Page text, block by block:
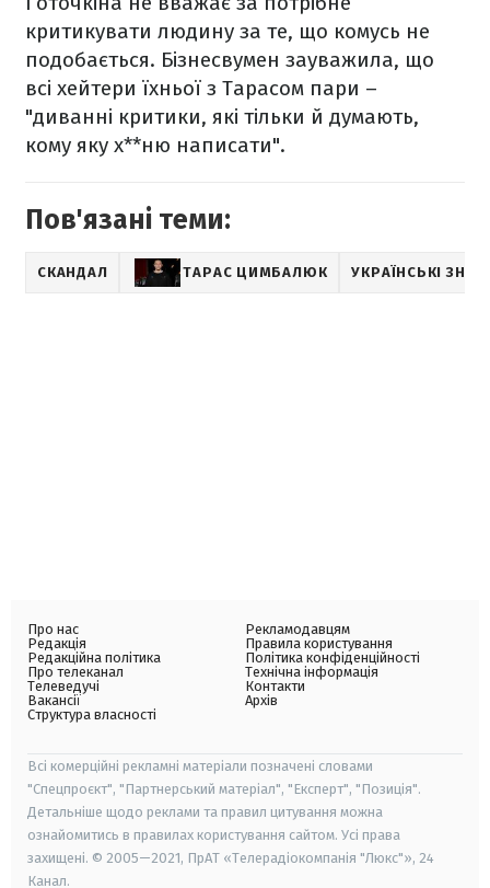
критикувати людину за те, що комусь не
подобається. Бізнесвумен зауважила, що
всі хейтери їхньої з Тарасом пари –
"диванні критики, які тільки й думають,
кому яку х**ню написати".
Пов'язані теми:
СКАНДАЛ ТАРАС ЦИМБАЛЮК УКРАЇНСЬКІ
Про нас
Редакція
Редакційна політика
Про телеканал
Телеведучі
Вакансії
Структура власності
Рекламодавцям
Правила користування
Політика конфіденційності
Технічна інформація
Контакти
Архів
Всі комерційні рекламні матеріали позначені словами
"Спецпроєкт", "Партнерський матеріал", "Експерт", "Позиція".
Детальніше щодо реклами та правил цитування можна
ознайомитись в правилах користування сайтом. Усі права
захищені. © 2005—2021, ПрАТ «Телерадіокомпанія "Люкс"», 24
Канал.